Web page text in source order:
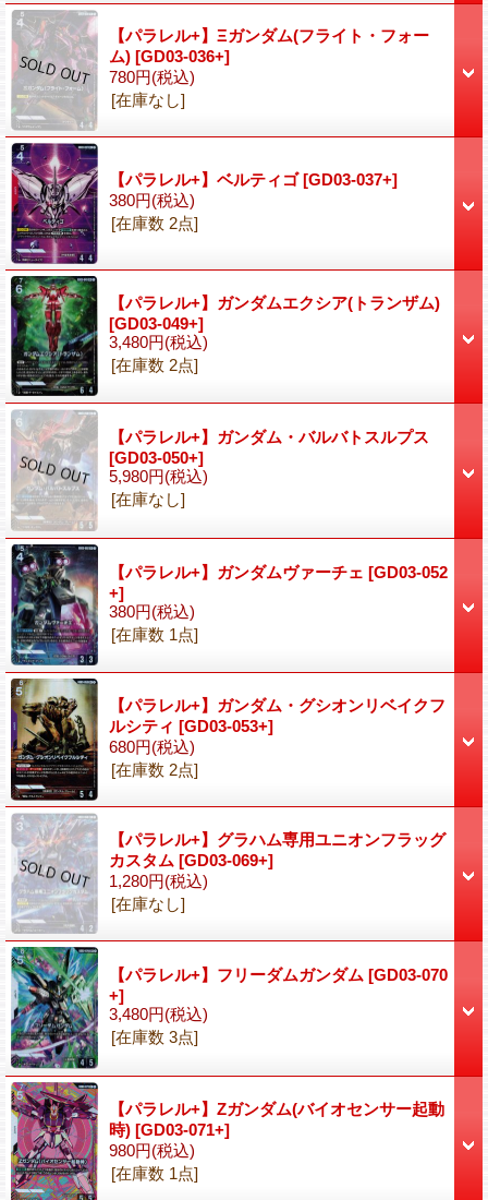
【パラレル+】Ξガンダム(フライト・フォー
ム) [GD03-036+]
780円(税込)
[在庫なし]
【パラレル+】ベルティゴ[GD03-037+]
380円(税込)
[在庫数 2点]
【パラレル+】ガンダムエクシア(トランザム)
[GD03-049+]
3,480円(税込)
[在庫数 2点]
【パラレル+】ガンダム・バルバトスルプス
[GD03-050+]
5,980円(税込)
[在庫なし]
【パラレル+】ガンダムヴァーチェ [GD03-052
+]
380円(税込)
[在庫数 1点]
【パラレル+】ガンダム・グシオンリベイクフ
ルシティ [GD03-053+]
680円(税込)
[在庫数 2点]
【パラレル+】グラハム専用ユニオンフラッグ
カスタム [GD03-069+]
1,280円(税込)
[在庫なし]
【パラレル+】フリーダムガンダム [GD03-070
+]
3,480円(税込)
[在庫数 3点]
【パラレル+】Ζガンダム(バイオセンサー起動
時) [GD03-071+]
980円(税込)
[在庫数 1点]